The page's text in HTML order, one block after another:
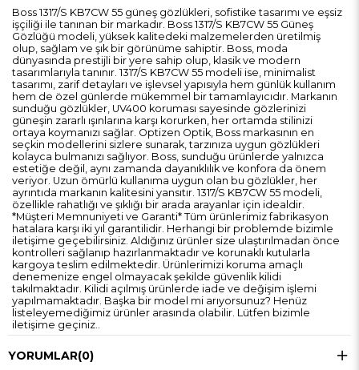
Boss 1317/S KB7CW 55 güneş gözlükleri, sofistike tasarımı ve eşsiz
işçiliği ile tanınan bir markadır. Boss 1317/S KB7CW 55 Güneş
Gözlüğü modeli, yüksek kalitedeki malzemelerden üretilmiş
olup, sağlam ve şık bir görünüme sahiptir. Boss, moda
dünyasında prestijli bir yere sahip olup, klasik ve modern
tasarımlarıyla tanınır. 1317/S KB7CW 55 modeli ise, minimalist
tasarımı, zarif detayları ve işlevsel yapısıyla hem günlük kullanım
hem de özel günlerde mükemmel bir tamamlayıcıdır. Markanın
sunduğu gözlükler, UV400 koruması sayesinde gözlerinizi
güneşin zararlı ışınlarına karşı korurken, her ortamda stilinizi
ortaya koymanızı sağlar. Optizen Optik, Boss markasının en
seçkin modellerini sizlere sunarak, tarzınıza uygun gözlükleri
kolayca bulmanızı sağlıyor. Boss, sunduğu ürünlerde yalnızca
estetiğe değil, aynı zamanda dayanıklılık ve konfora da önem
veriyor. Uzun ömürlü kullanıma uygun olan bu gözlükler, her
ayrıntıda markanın kalitesini yansıtır. 1317/S KB7CW 55 modeli,
özellikle rahatlığı ve şıklığı bir arada arayanlar için idealdir.
*Müşteri Memnuniyeti ve Garanti* Tüm ürünlerimiz fabrikasyon
hatalara karşı iki yıl garantilidir. Herhangi bir problemde bizimle
iletişime geçebilirsiniz. Aldığınız ürünler size ulaştırılmadan önce
kontrolleri sağlanıp hazırlanmaktadır ve korunaklı kutularla
kargoya teslim edilmektedir. Ürünlerimizi koruma amaçlı
denemenize engel olmayacak şekilde güvenlik kilidi
takılmaktadır. Kilidi açılmış ürünlerde iade ve değişim işlemi
yapılmamaktadır. Başka bir model mi arıyorsunuz? Henüz
listeleyemediğimiz ürünler arasında olabilir. Lütfen bizimle
iletişime geçiniz..
YORUMLAR(0)